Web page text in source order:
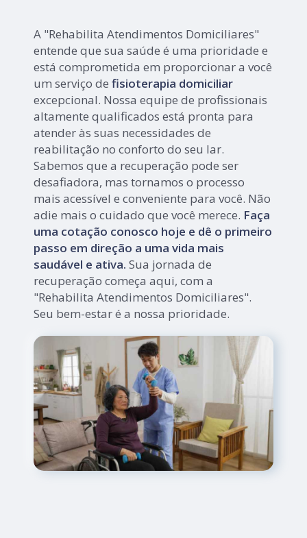
A "Rehabilita Atendimentos Domiciliares"
entende que sua saúde é uma prioridade e
está comprometida em proporcionar a você
um serviço defisioterapia domiciliar
excepcional. Nossa equipe de profissionais
altamente qualificados está pronta para
atender às suas necessidades de
reabilitação no conforto do seu lar.
Sabemos que a recuperação pode ser
desafiadora, mas tornamos o processo
mais acessível e conveniente para você. Não
adie mais o cuidado que você merece. Faça
uma cotação conosco hoje e dê o primeiro
passo em direção a uma vida mais
saudável e ativa. Sua jornada de
recuperação começa aqui, com a
"Rehabilita Atendimentos Domiciliares".
Seu bem-estar é a nossa prioridade.